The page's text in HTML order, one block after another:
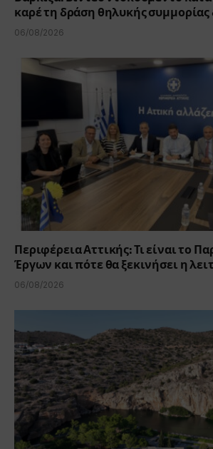
καρέ τη δράση θηλυκής
06/08/2026
Περιφέρεια Αττικής: Τι είναι το
Έργων και πότε θα ξεκινήσει η
06/08/2026